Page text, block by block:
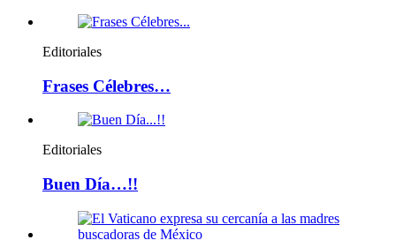
Editoriales
Frases Célebres…
Editoriales
Buen Día…!!